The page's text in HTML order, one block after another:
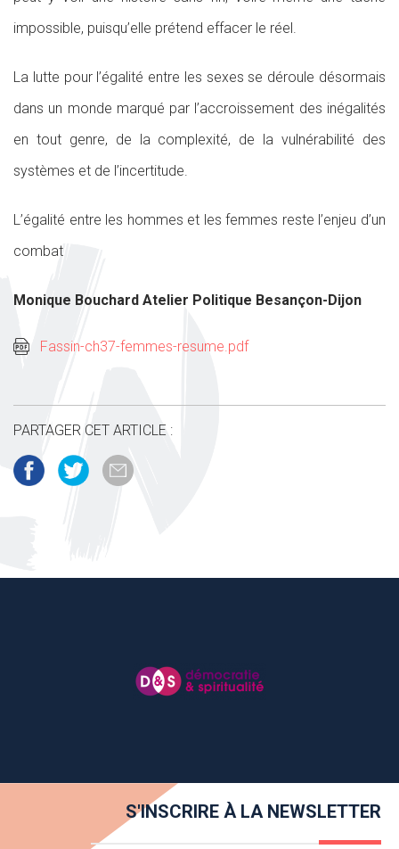
impossible, puisqu’elle prétend effacer le réel.
La lutte pour l’égalité entre les sexes se déroule désormais
dans un monde marqué par l’accroissement des inégalités
en tout genre, de la complexité, de la vulnérabilité des
systèmes et de l’incertitude.
L’égalité entre les hommes et les femmes reste l’enjeu d’un
combat
Monique Bouchard Atelier Politique Besançon-Dijon
Fassin-ch37-femmes-resume.pdf
PARTAGER CET ARTICLE :
S'INSCRIRE À LA NEWSLETTER